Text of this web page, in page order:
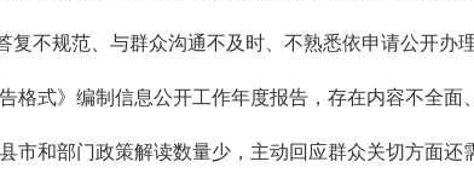
不规范、与群众沟通不及时、不熟悉依申请公开办
式》编制信息公开工作年度报告，存在内容不全面
和部门政策解读数量少，主动回应群众关切方面还